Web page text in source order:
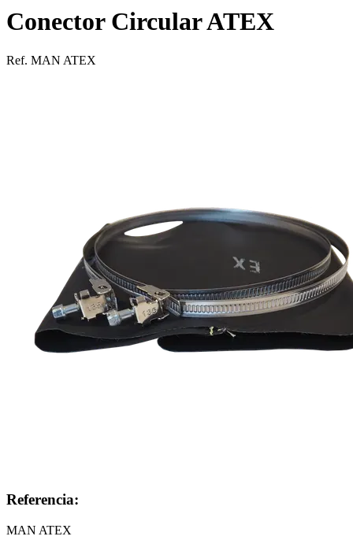
Conector Circular ATEX
Ref. MAN ATEX
Referencia:
MAN ATEX